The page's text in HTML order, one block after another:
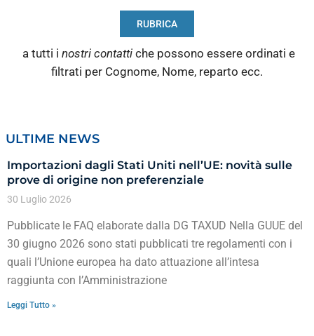
RUBRICA
a tutti i nostri contatti che possono essere ordinati e
filtrati per Cognome, Nome, reparto ecc.
ULTIME NEWS
Importazioni dagli Stati Uniti nell’UE: novità sulle
prove di origine non preferenziale
30 Luglio 2026
Pubblicate le FAQ elaborate dalla DG TAXUD Nella GUUE del
30 giugno 2026 sono stati pubblicati tre regolamenti con i
quali l’Unione europea ha dato attuazione all’intesa
raggiunta con l’Amministrazione
Leggi Tutto »